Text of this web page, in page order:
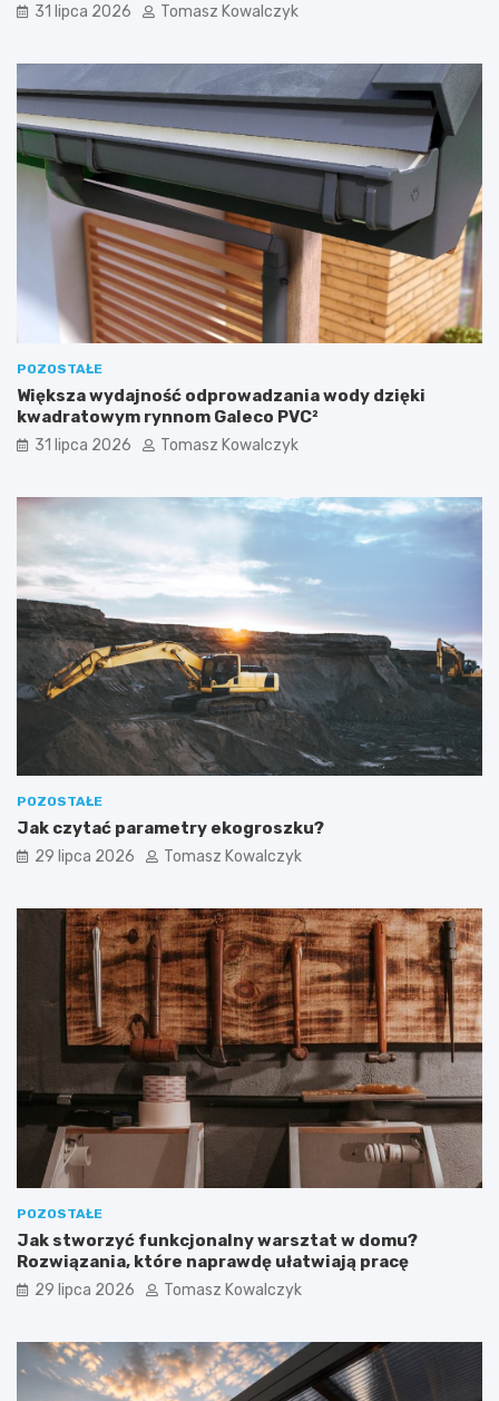
31 lipca 2026 Tomasz Kowalczyk
POZOSTAŁE
Większa wydajność odprowadzania wody dzięki
kwadratowym rynnom Galeco PVC²
31 lipca 2026 Tomasz Kowalczyk
POZOSTAŁE
Jak czytać parametry ekogroszku?
29 lipca 2026 Tomasz Kowalczyk
POZOSTAŁE
Jak stworzyć funkcjonalny warsztat w domu?
Rozwiązania, które naprawdę ułatwiają pracę
29 lipca 2026 Tomasz Kowalczyk